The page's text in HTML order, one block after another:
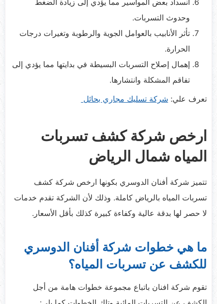
وحدوث التسربات.
تأثر الأنابيب بالعوامل الجوية والرطوبة وتغيرات درجات
الحرارة.
إهمال إصلاح التسربات البسيطة في بدايتها مما يؤدي إلى
تفاقم المشكلة وانتشارها.
تعرف علي: شركة تسليك مجاري بحائل
ارخص شركة كشف تسربات
المياه شمال الرياض
تتميز شركة أفنان الدوسري بكونها ارخص شركة كشف
تسربات المياه بالرياض كاملة. وذلك لأن الشركة تقدم خدمات
لا حصر لها بدقة عالية وكفاءة كبيرة كذلك بأقل الأسعار.
ما هي خطوات شركة أفنان الدوسري
للكشف عن تسربات المياه؟
تقوم شركة افنان باتباع مجموعة خطوات هامة من أجل